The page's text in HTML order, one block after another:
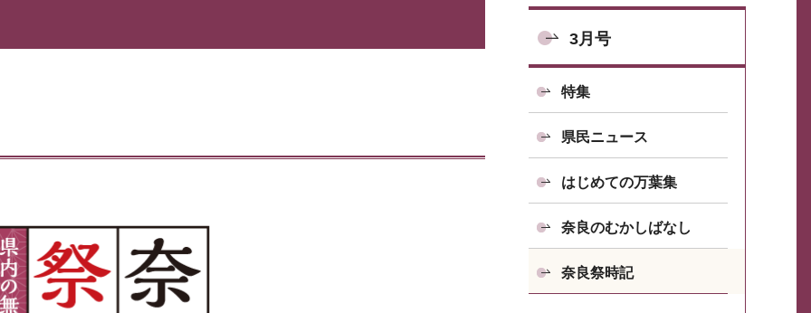
3月号
特集
県民ニュース
はじめての万葉集
奈良のむかしばなし
奈良祭時記